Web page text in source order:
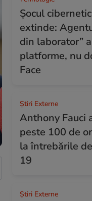
Șocul
extinde:
din laborator”
platforme, nu
Face
Știri Externe
Anthony Fauci
peste 100 de
la întrebările
19
Știri Externe